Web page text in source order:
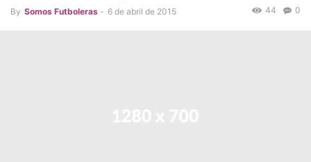
By Somos Futboleras - 6 de abril de 2015 0
44